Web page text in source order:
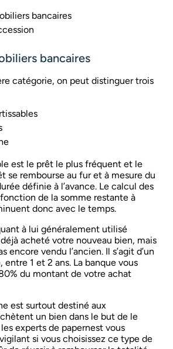
bancaires
bancaires
catégorie, on peut distinguer trois
est le prêt le plus fréquent et le
se rembourse au fur et à mesure du
définie à l’avance. Le calcul des
de la somme restante à
donc avec le temps.
à lui généralement utilisé
acheté votre nouveau bien, mais
encore vendu l’ancien. Il s’agit d’un
1 et 2 ans. La banque vous
du montant de votre achat
est surtout destiné aux
un bien dans le but de le
experts de papernest vous
si vous choisissez ce type de